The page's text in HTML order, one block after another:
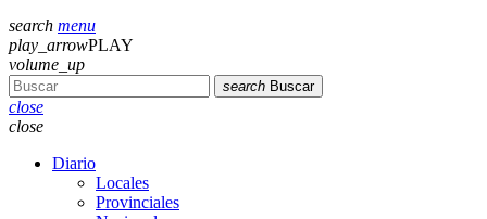
search menu
play_arrowPLAY
volume_up
search Buscar
close
close
Diario
Locales
Provinciales